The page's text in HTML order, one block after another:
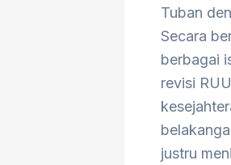
Tuban
Secara
berbagai
revisi
justru